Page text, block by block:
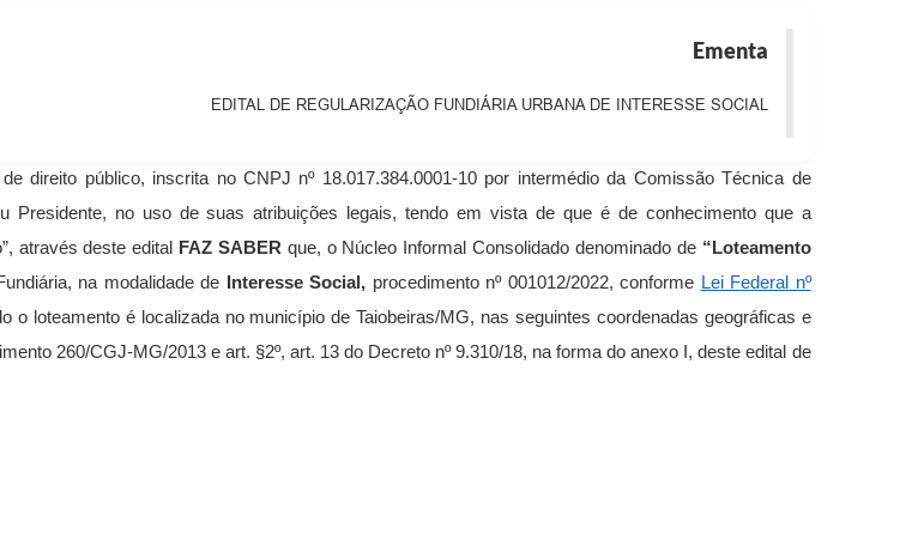
Ementa
EDITAL DE REGULARIZAÇÃO FUNDIÁRIA URBANA DE INTERESSE SOCIAL
direito público, inscrita no CNPJ nº 18.017.384.0001-10 por intermédio da Comissão Técnica de
Presidente, no uso de suas atribuições legais, tendo em vista de que é de conhecimento que a
através deste edital FAZ SABER que, o Núcleo Informal Consolidado denominado de “Loteamento
na modalidade de Interesse Social, procedimento nº 001012/2022, conforme Lei Federal nº
o loteamento é localizada no município de Taiobeiras/MG, nas seguintes coordenadas geográficas e
260/CGJ-MG/2013 e art. §2º, art. 13 do Decreto nº 9.310/18, na forma do anexo I, deste edital de